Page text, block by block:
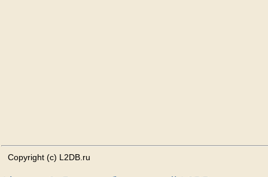
Copyright (c) L2DB.ru